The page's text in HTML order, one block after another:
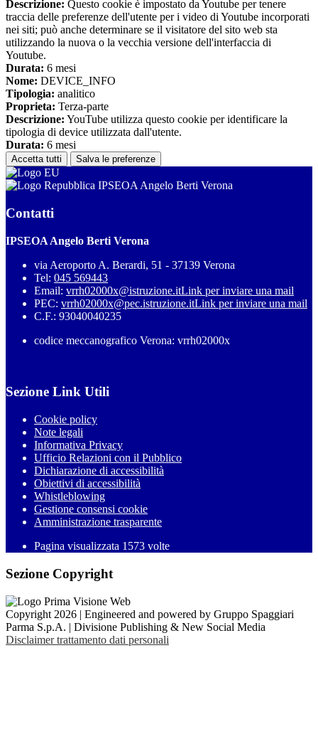
Descrizione: Questo cookie è impostato da Youtube per tenere
traccia delle preferenze dell'utente per i video di Youtube incorporati
nei siti; può anche determinare se il visitatore del sito web sta
utilizzando la nuova o la vecchia versione dell'interfaccia di
Youtube.
Durata: 6 mesi
Nome: DEVICE_INFO
Tipologia: analitico
Proprieta: Terza-parte
Descrizione: YouTube utilizza questo cookie per identificare la
tipologia di device utilizzata dall'utente.
Durata: 6 mesi
Accetta tutti Salva le preferenze
IPSEOA Angelo Berti Verona
Contatti
IPSEOA Angelo Berti Verona
via Aeroporto A. Berardi, 51 - 37139 Verona
Tel: 045 569443
Email: vrrh02000x@istruzione.itLink per inviare una mail
PEC: vrrh02000x@pec.istruzione.itLink per inviare una mail
C.F.: 93040040235
codice meccanografico Verona: vrrh02000x
Sezione Link Utili
Cookie policy
Note legali
Informativa Privacy
Ufficio Relazioni con il Pubblico
Dichiarazione di accessibilità
Obiettivi di accessibilità
Whistleblowing
Gestione consensi cookie
Amministrazione trasparente
Pagina visualizzata 1573 volte
Sezione Copyright
Copyright 2026 | Engineered and powered by Gruppo Spaggiari
Parma S.p.A. | Divisione Publishing & New Social Media
Disclaimer trattamento dati personali